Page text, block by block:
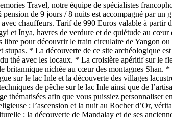
Travel, notre équipe de spécialistes
de 9 jours / 8 nuits est accompagné par un
chauffeurs. Tarif de 990 Euros valable à
Inya, havres de verdure et de quiétude au cœur
pour découvrir le train circulaire de Yangon
* La découverte de ce site archéologique
thé avec les locaux. * La croisière apéritif sur
britannique nichée au cœur des montagnes Shan.
sur le lac Inle et la découverte des villages
de pêche sur le lac Inle ainsi que de
afin que vous puissiez personnaliser
: l’ascension et la nuit au Rocher d’Or,
: la découverte de Mandalay et de ses